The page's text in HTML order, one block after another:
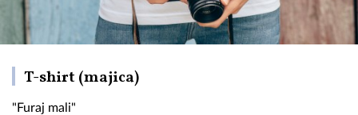
T-shirt (majica)"Furaj
"Furaj mali"